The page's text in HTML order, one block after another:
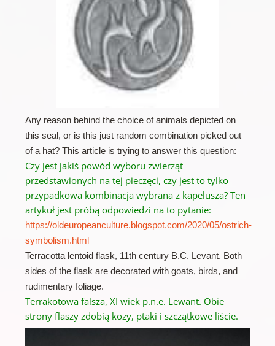
Any reason behind the choice of animals depicted on
this seal, or is this just random combination picked out
of a hat? This article is trying to answer this question:
Czy jest jakiś powód wyboru zwierząt
przedstawionych na tej pieczęci, czy jest to tylko
przypadkowa kombinacja wybrana z kapelusza? Ten
artykuł jest próbą odpowiedzi na to pytanie:
https://oldeuropeanculture.blogspot.com/2020/05/ostrich-
symbolism.html
Terracotta lentoid flask, 11th century B.C. Levant. Both
sides of the flask are decorated with goats, birds, and
rudimentary foliage.
Terrakotowa falsza, XI wiek p.n.e. Lewant. Obie
strony flaszy zdobią kozy, ptaki i szczątkowe liście.